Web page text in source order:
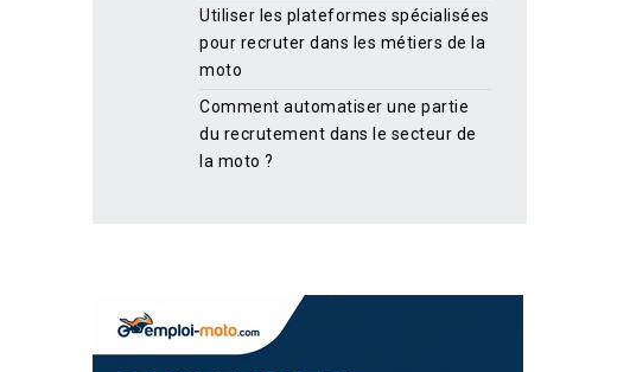
Utiliser les plateformes spécialisées
pour recruter dans les métiers de la
moto
Comment automatiser une partie
du recrutement dans le secteur de
la moto ?